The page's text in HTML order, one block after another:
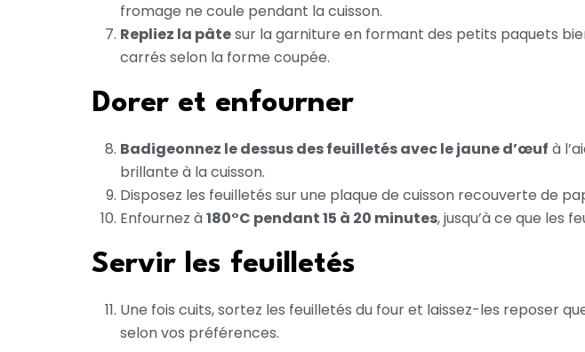
fromage ne coule pendant la cuisson.
Repliez la pâtesur la garniture en formant des petits paquets
carrés selon la forme coupée.
Dorer et enfourner
Badigeonnez le dessus des feuilletés avec le jaune d’œuf à
brillante à la cuisson.
Disposez les feuilletés sur une plaque de cuisson recouverte de
Enfournez à180°C pendant 15 à 20 minutes, jusqu’à ce que les
Servir les feuilletés
Une fois cuits, sortez les feuilletés du four et laissez-les reposer
selon vos préférences.